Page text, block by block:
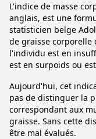
L'indice de masse
anglais, est une
statisticien belge
de graisse corporelle
l'individu est en
est en surpoids ou
Aujourd'hui, cet
pas de distinguer la
correspondant aux
graisse. Sans cette
être mal évalués.